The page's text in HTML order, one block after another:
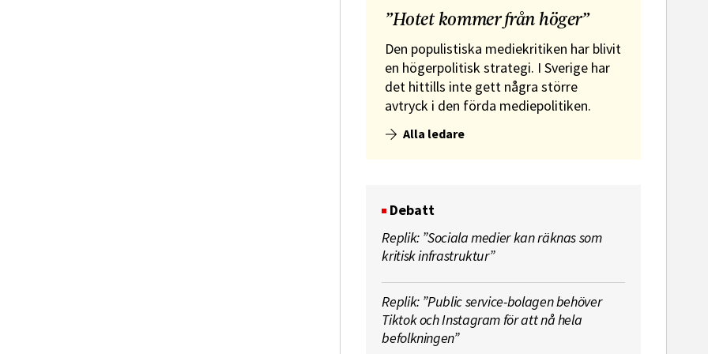
”Hotet kommer från höger”
Den populistiska mediekritiken har blivit
en högerpolitisk strategi. I Sverige har
det hittills inte gett några större
avtryck i den förda mediepolitiken.
Alla ledare
Debatt
Replik: ”Sociala medier kan räknas som
kritisk infrastruktur”
Replik: ”Public service-bolagen behöver
Tiktok och Instagram för att nå hela
befolkningen”